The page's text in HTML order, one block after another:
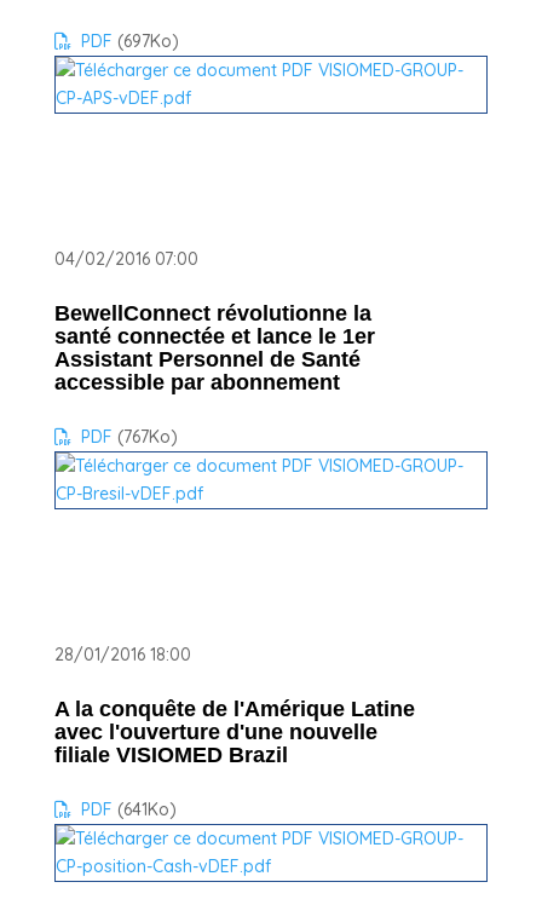
PDF (697Ko)
04/02/2016 07:00
BewellConnect révolutionne la
santé connectée et lance le 1er
Assistant Personnel de Santé
accessible par abonnement
PDF (767Ko)
28/01/2016 18:00
A la conquête de l'Amérique Latine
avec l'ouverture d'une nouvelle
filiale VISIOMED Brazil
PDF (641Ko)